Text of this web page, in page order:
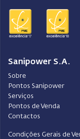
Sanipower S.A.
Sobre
Pontos Sanipower
Serviços
Pontos de Venda
Contactos
Condições Gerais de